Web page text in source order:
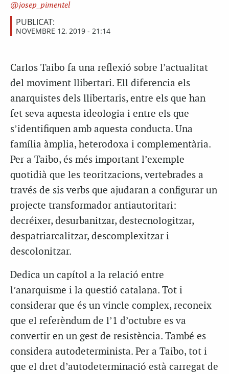
josep_pimentel
PUBLICAT:
NOVEMBRE 12, 2019 - 21:14
Carlos Taibo fa una reflexió sobre l’actualitat
del moviment llibertari. Ell diferencia els
anarquistes dels llibertaris, entre els que han
fet seva aquesta ideologia i entre els que
s’identifiquen amb aquesta conducta. Una
família àmplia, heterodoxa i complementària.
Per a Taibo, és més important l’exemple
quotidià que les teoritzacions, vertebrades a
través de sis verbs que ajudaran a configurar un
projecte transformador antiautoritari:
decréixer, desurbanitzar, destecnologitzar,
despatriarcalitzar, descomplexitzar i
descolonitzar.
Dedica un capítol a la relació entre
l’anarquisme i la qüestió catalana. Tot i
considerar que és un vincle complex, reconeix
que el referèndum de l’1 d’octubre es va
convertir en un gest de resistència. També es
considera autodeterminista. Per a Taibo, tot i
que el dret d’autodeterminació està carregat de